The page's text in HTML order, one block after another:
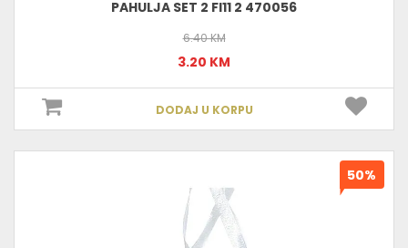
PAHULJA SET 2 FI11 2 470056
6.40 KM
3.20 KM
DODAJ U KORPU
50%